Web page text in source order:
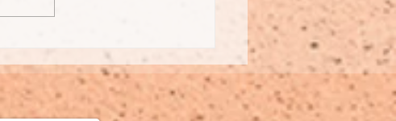
Natürlich Waschen
leicht gemacht:
Natürliche Alternativen
anstatt Schadstoffe